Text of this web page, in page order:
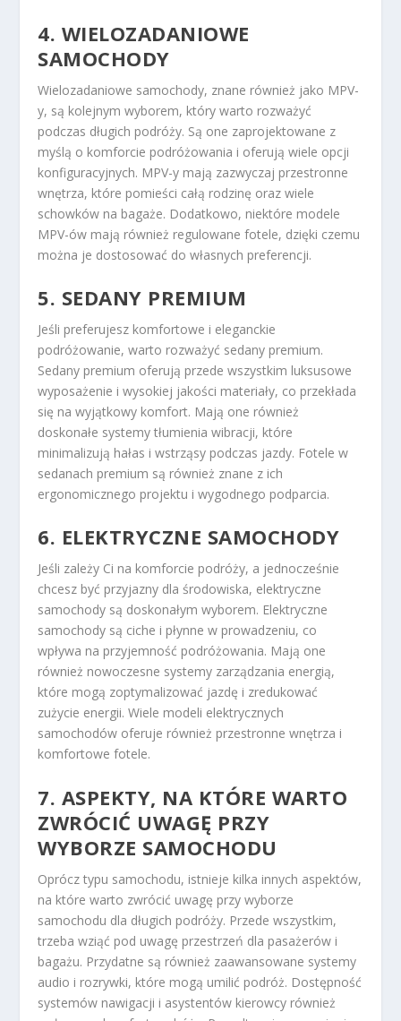
4. WIELOZADANIOWE
SAMOCHODY
Wielozadaniowe samochody, znane również jako MPV-
y, są kolejnym wyborem, który warto rozważyć
podczas długich podróży. Są one zaprojektowane z
myślą o komforcie podróżowania i oferują wiele opcji
konfiguracyjnych. MPV-y mają zazwyczaj przestronne
wnętrza, które pomieści całą rodzinę oraz wiele
schowków na bagaże. Dodatkowo, niektóre modele
MPV-ów mają również regulowane fotele, dzięki czemu
można je dostosować do własnych preferencji.
5. SEDANY PREMIUM
Jeśli preferujesz komfortowe i eleganckie
podróżowanie, warto rozważyć sedany premium.
Sedany premium oferują przede wszystkim luksusowe
wyposażenie i wysokiej jakości materiały, co przekłada
się na wyjątkowy komfort. Mają one również
doskonałe systemy tłumienia wibracji, które
minimalizują hałas i wstrząsy podczas jazdy. Fotele w
sedanach premium są również znane z ich
ergonomicznego projektu i wygodnego podparcia.
6. ELEKTRYCZNE SAMOCHODY
Jeśli zależy Ci na komforcie podróży, a jednocześnie
chcesz być przyjazny dla środowiska, elektryczne
samochody są doskonałym wyborem. Elektryczne
samochody są ciche i płynne w prowadzeniu, co
wpływa na przyjemność podróżowania. Mają one
również nowoczesne systemy zarządzania energią,
które mogą zoptymalizować jazdę i zredukować
zużycie energii. Wiele modeli elektrycznych
samochodów oferuje również przestronne wnętrza i
komfortowe fotele.
7. ASPEKTY, NA KTÓRE WARTO
ZWRÓCIĆ UWAGĘ PRZY
WYBORZE SAMOCHODU
Oprócz typu samochodu, istnieje kilka innych aspektów,
na które warto zwrócić uwagę przy wyborze
samochodu dla długich podróży. Przede wszystkim,
trzeba wziąć pod uwagę przestrzeń dla pasażerów i
bagażu. Przydatne są również zaawansowane systemy
audio i rozrywki, które mogą umilić podróż. Dostępność
systemów nawigacji i asystentów kierowcy również